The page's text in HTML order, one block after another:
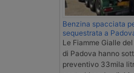
Benzina spacciata
sequestrata a
Le Fiamme Gialle
di Padova hanno
preventivo 33mila